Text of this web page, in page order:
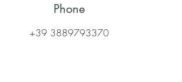
Phone
+39 3889793370